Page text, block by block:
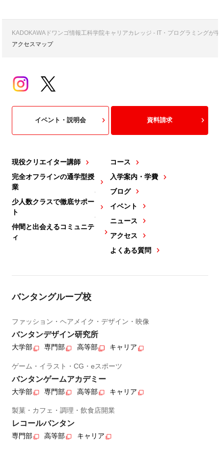
KADOKAWAドワンゴ情報工科学院キャリアカレッジ - IT・プログラミングが
アクセスマップ
現役クリエイター講師
完全オフラインの通学型授
業
少人数クラスで徹底サポー
ト
仲間と出会えるコミュニテ
ィ
コース
入学案内・学費
ブログ
イベント
ニュース
アクセス
よくある質問
イベント・説明会 資料請求
バンタングループ校
ファッション・ヘアメイク・デザイン・映像
バンタンデザイン研究所
大学部 専門部 高等部 キャリア
ゲーム・イラスト・CG・eスポーツ
バンタンゲームアカデミー
大学部 専門部 高等部 キャリア
製菓・カフェ・調理・飲食店開業
レコールバンタン
専門部 高等部 キャリア